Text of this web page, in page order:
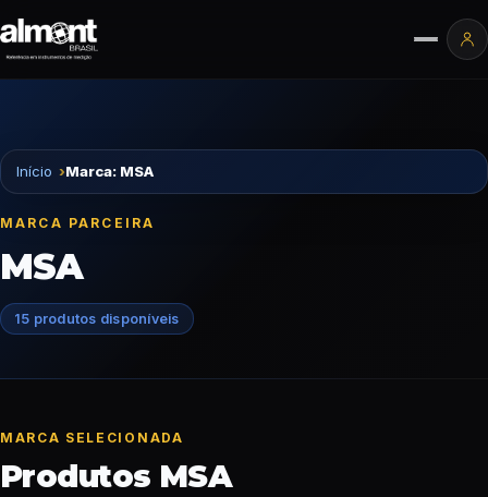
Início Marca: MSA
MARCA PARCEIRA
MSA
15 produtos disponíveis
MARCA SELECIONADA
Produtos MSA